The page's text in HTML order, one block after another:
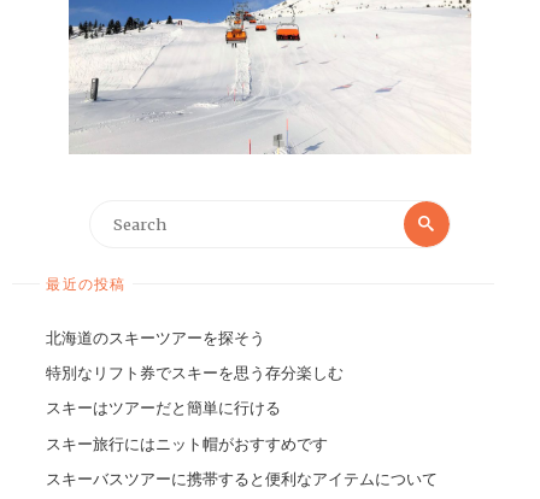
最近の投稿
北海道のスキーツアーを探そう
特別なリフト券でスキーを思う存分楽しむ
スキーはツアーだと簡単に行ける
スキー旅行にはニット帽がおすすめです
スキーバスツアーに携帯すると便利なアイテムについて